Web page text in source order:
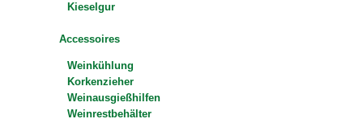
Kieselgur
Accessoires
Weinkühlung
Korkenzieher
Weinausgießhilfen
Weinrestbehälter